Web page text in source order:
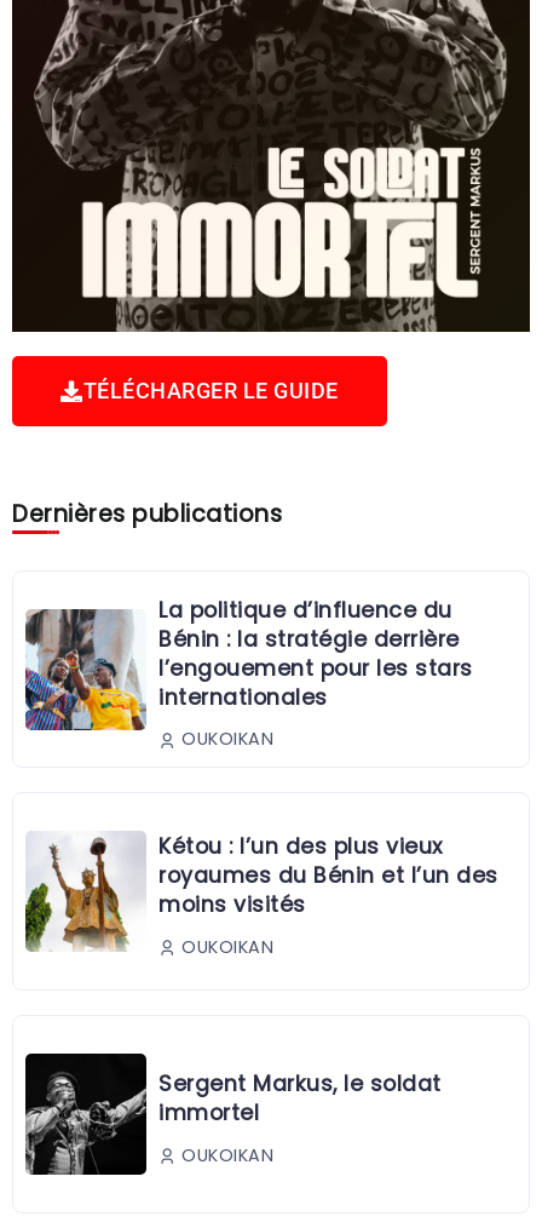
TÉLÉCHARGER LE GUIDE
Dernières publications
La politique d’influence du
Bénin : la stratégie derrière
l’engouement pour les stars
internationales
OUKOIKAN
Kétou : l’un des plus vieux
royaumes du Bénin et l’un des
moins visités
OUKOIKAN
Sergent Markus, le soldat
immortel
OUKOIKAN